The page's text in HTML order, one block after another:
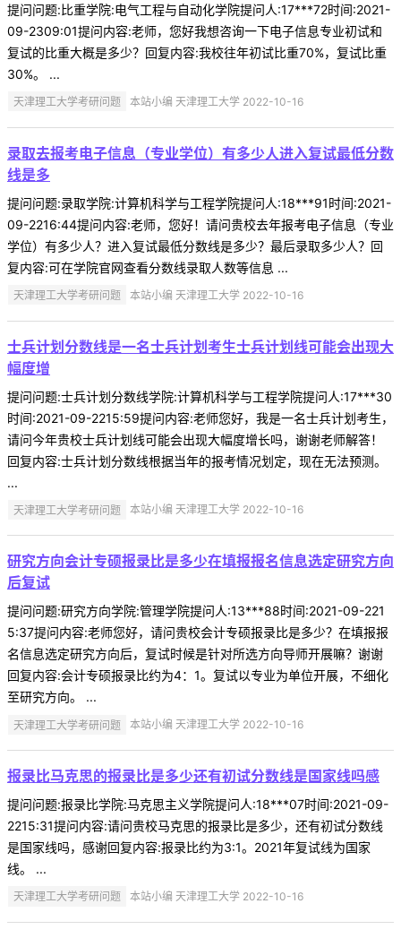
提问问题:比重学院:电气工程与自动化学院提问人:17***72时间:2021-
09-2309:01提问内容:老师，您好我想咨询一下电子信息专业初试和
复试的比重大概是多少？回复内容:我校往年初试比重70%，复试比重
30%。 ...
天津理工大学考研问题 本站小编 天津理工大学 2022-10-16
录取去报考电子信息（专业学位）有多少人进入复试最低分数
线是多
提问问题:录取学院:计算机科学与工程学院提问人:18***91时间:2021-
09-2216:44提问内容:老师，您好！请问贵校去年报考电子信息（专业
学位）有多少人？进入复试最低分数线是多少？最后录取多少人？回
复内容:可在学院官网查看分数线录取人数等信息 ...
天津理工大学考研问题 本站小编 天津理工大学 2022-10-16
士兵计划分数线是一名士兵计划考生士兵计划线可能会出现大
幅度增
提问问题:士兵计划分数线学院:计算机科学与工程学院提问人:17***30
时间:2021-09-2215:59提问内容:老师您好，我是一名士兵计划考生，
请问今年贵校士兵计划线可能会出现大幅度增长吗，谢谢老师解答！
回复内容:士兵计划分数线根据当年的报考情况划定，现在无法预测。
...
天津理工大学考研问题 本站小编 天津理工大学 2022-10-16
研究方向会计专硕报录比是多少在填报报名信息选定研究方向
后复试
提问问题:研究方向学院:管理学院提问人:13***88时间:2021-09-221
5:37提问内容:老师您好，请问贵校会计专硕报录比是多少？在填报报
名信息选定研究方向后，复试时候是针对所选方向导师开展嘛？谢谢
回复内容:会计专硕报录比约为4：1。复试以专业为单位开展，不细化
至研究方向。 ...
天津理工大学考研问题 本站小编 天津理工大学 2022-10-16
报录比马克思的报录比是多少还有初试分数线是国家线吗感
提问问题:报录比学院:马克思主义学院提问人:18***07时间:2021-09-
2215:31提问内容:请问贵校马克思的报录比是多少，还有初试分数线
是国家线吗，感谢回复内容:报录比约为3:1。2021年复试线为国家
线。 ...
天津理工大学考研问题 本站小编 天津理工大学 2022-10-16